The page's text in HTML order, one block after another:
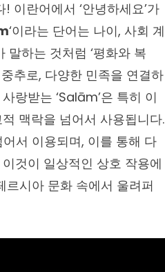
이란어에서 ‘안녕하세요’가
‘이라는 단어는 나이, 사회 계
말하는 것처럼 ‘평화와 복
추로, 다양한 민족을 연결하
랑받는 ‘Salām’은 특히 이
맥락을 넘어서 사용됩니다.
서 이용되며, 이를 통해 다
것이 일상적인 상호 작용에
시아 문화 속에서 울려퍼